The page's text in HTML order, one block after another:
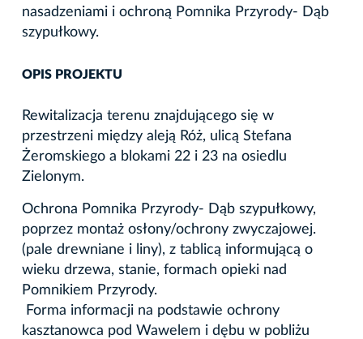
nasadzeniami i ochroną Pomnika Przyrody- Dąb
szypułkowy.
OPIS PROJEKTU
Rewitalizacja terenu znajdującego się w
przestrzeni między aleją Róż, ulicą Stefana
Żeromskiego a blokami 22 i 23 na osiedlu
Zielonym.
Ochrona Pomnika Przyrody- Dąb szypułkowy,
poprzez montaż osłony/ochrony zwyczajowej.
(pale drewniane i liny), z tablicą informującą o
wieku drzewa, stanie, formach opieki nad
Pomnikiem Przyrody.
Forma informacji na podstawie ochrony
kasztanowca pod Wawelem i dębu w pobliżu